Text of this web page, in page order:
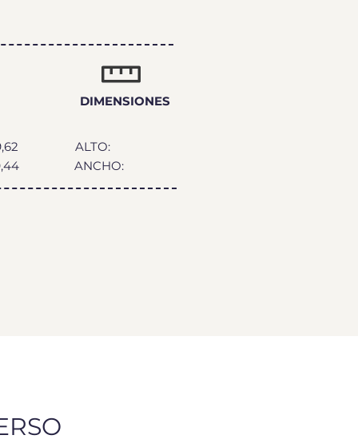
DIMENSIONES
ALTO:
ANCHO: